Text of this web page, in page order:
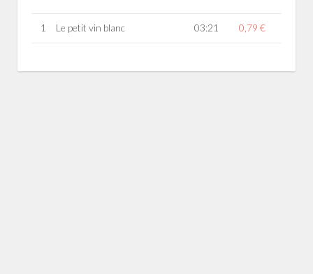
1 Le petit vin blanc 03:21 0,79 €